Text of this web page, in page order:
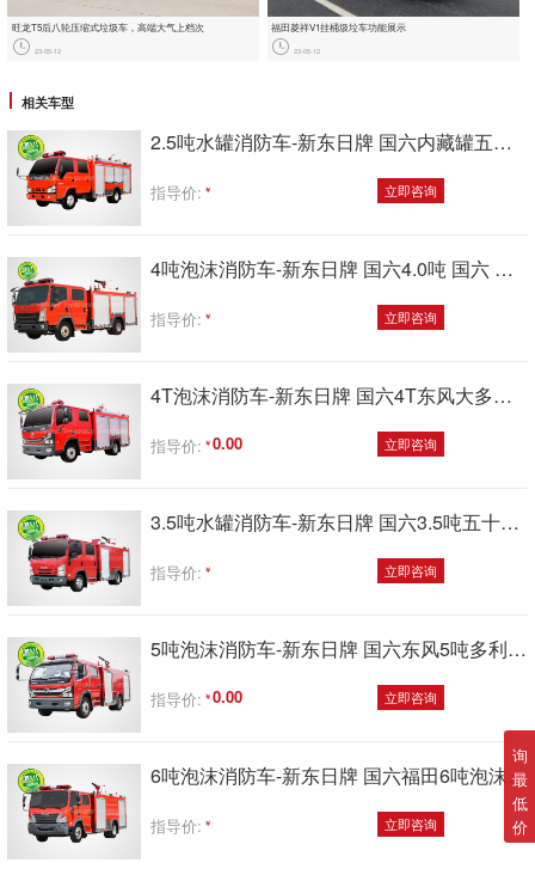
旺龙T5后八轮压缩式垃圾车，‮端高‬大‮上气‬档次
23-05-12
福田菱祥‬V1挂桶圾垃‬车功能展示
23-05-12
相关车型
2.5吨水罐消防车-新东日牌 国六内藏罐五十铃水罐消防车2.5吨
指导价: 立即咨询
4吨泡沫消防车-新东日牌 国六4.0吨 国六 豪沃轻卡泡沫消防车
指导价: 立即咨询
4T泡沫消防车-新东日牌 国六4T东风大多利卡3800轴距泡沫消防车
指导价: 0.00 立即咨询
3.5吨水罐消防车-新东日牌 国六3.5吨五十铃700P水罐消防车
指导价: 立即咨询
5吨泡沫消防车-新东日牌 国六东风5吨多利卡泡沫消防车
指导价: 0.00 立即咨询
6吨泡沫消防车-新东日牌 国六福田6吨泡沫消防车
指导价: 立即咨询
询
最
低
价